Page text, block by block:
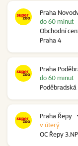
Praha
Obchodní
Praha 4
do 60 minut
Praha
Poděbradská
do 60 minut
Praha Řepy
OC Řepy
v úterý